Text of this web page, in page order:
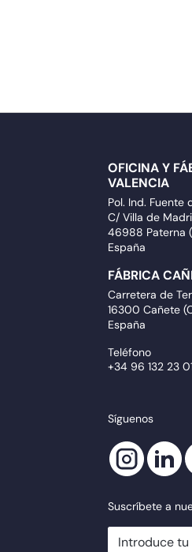
OFICINA Y
VALENCIA
Pol. Ind. Fuente
C/ Villa de
46988 Paterna
España
FÁBRICA
Carretera de
16300 Cañete
España
Teléfono
+34 96 132 23
Síguenos
Suscríbete a
newsletter.suscribe